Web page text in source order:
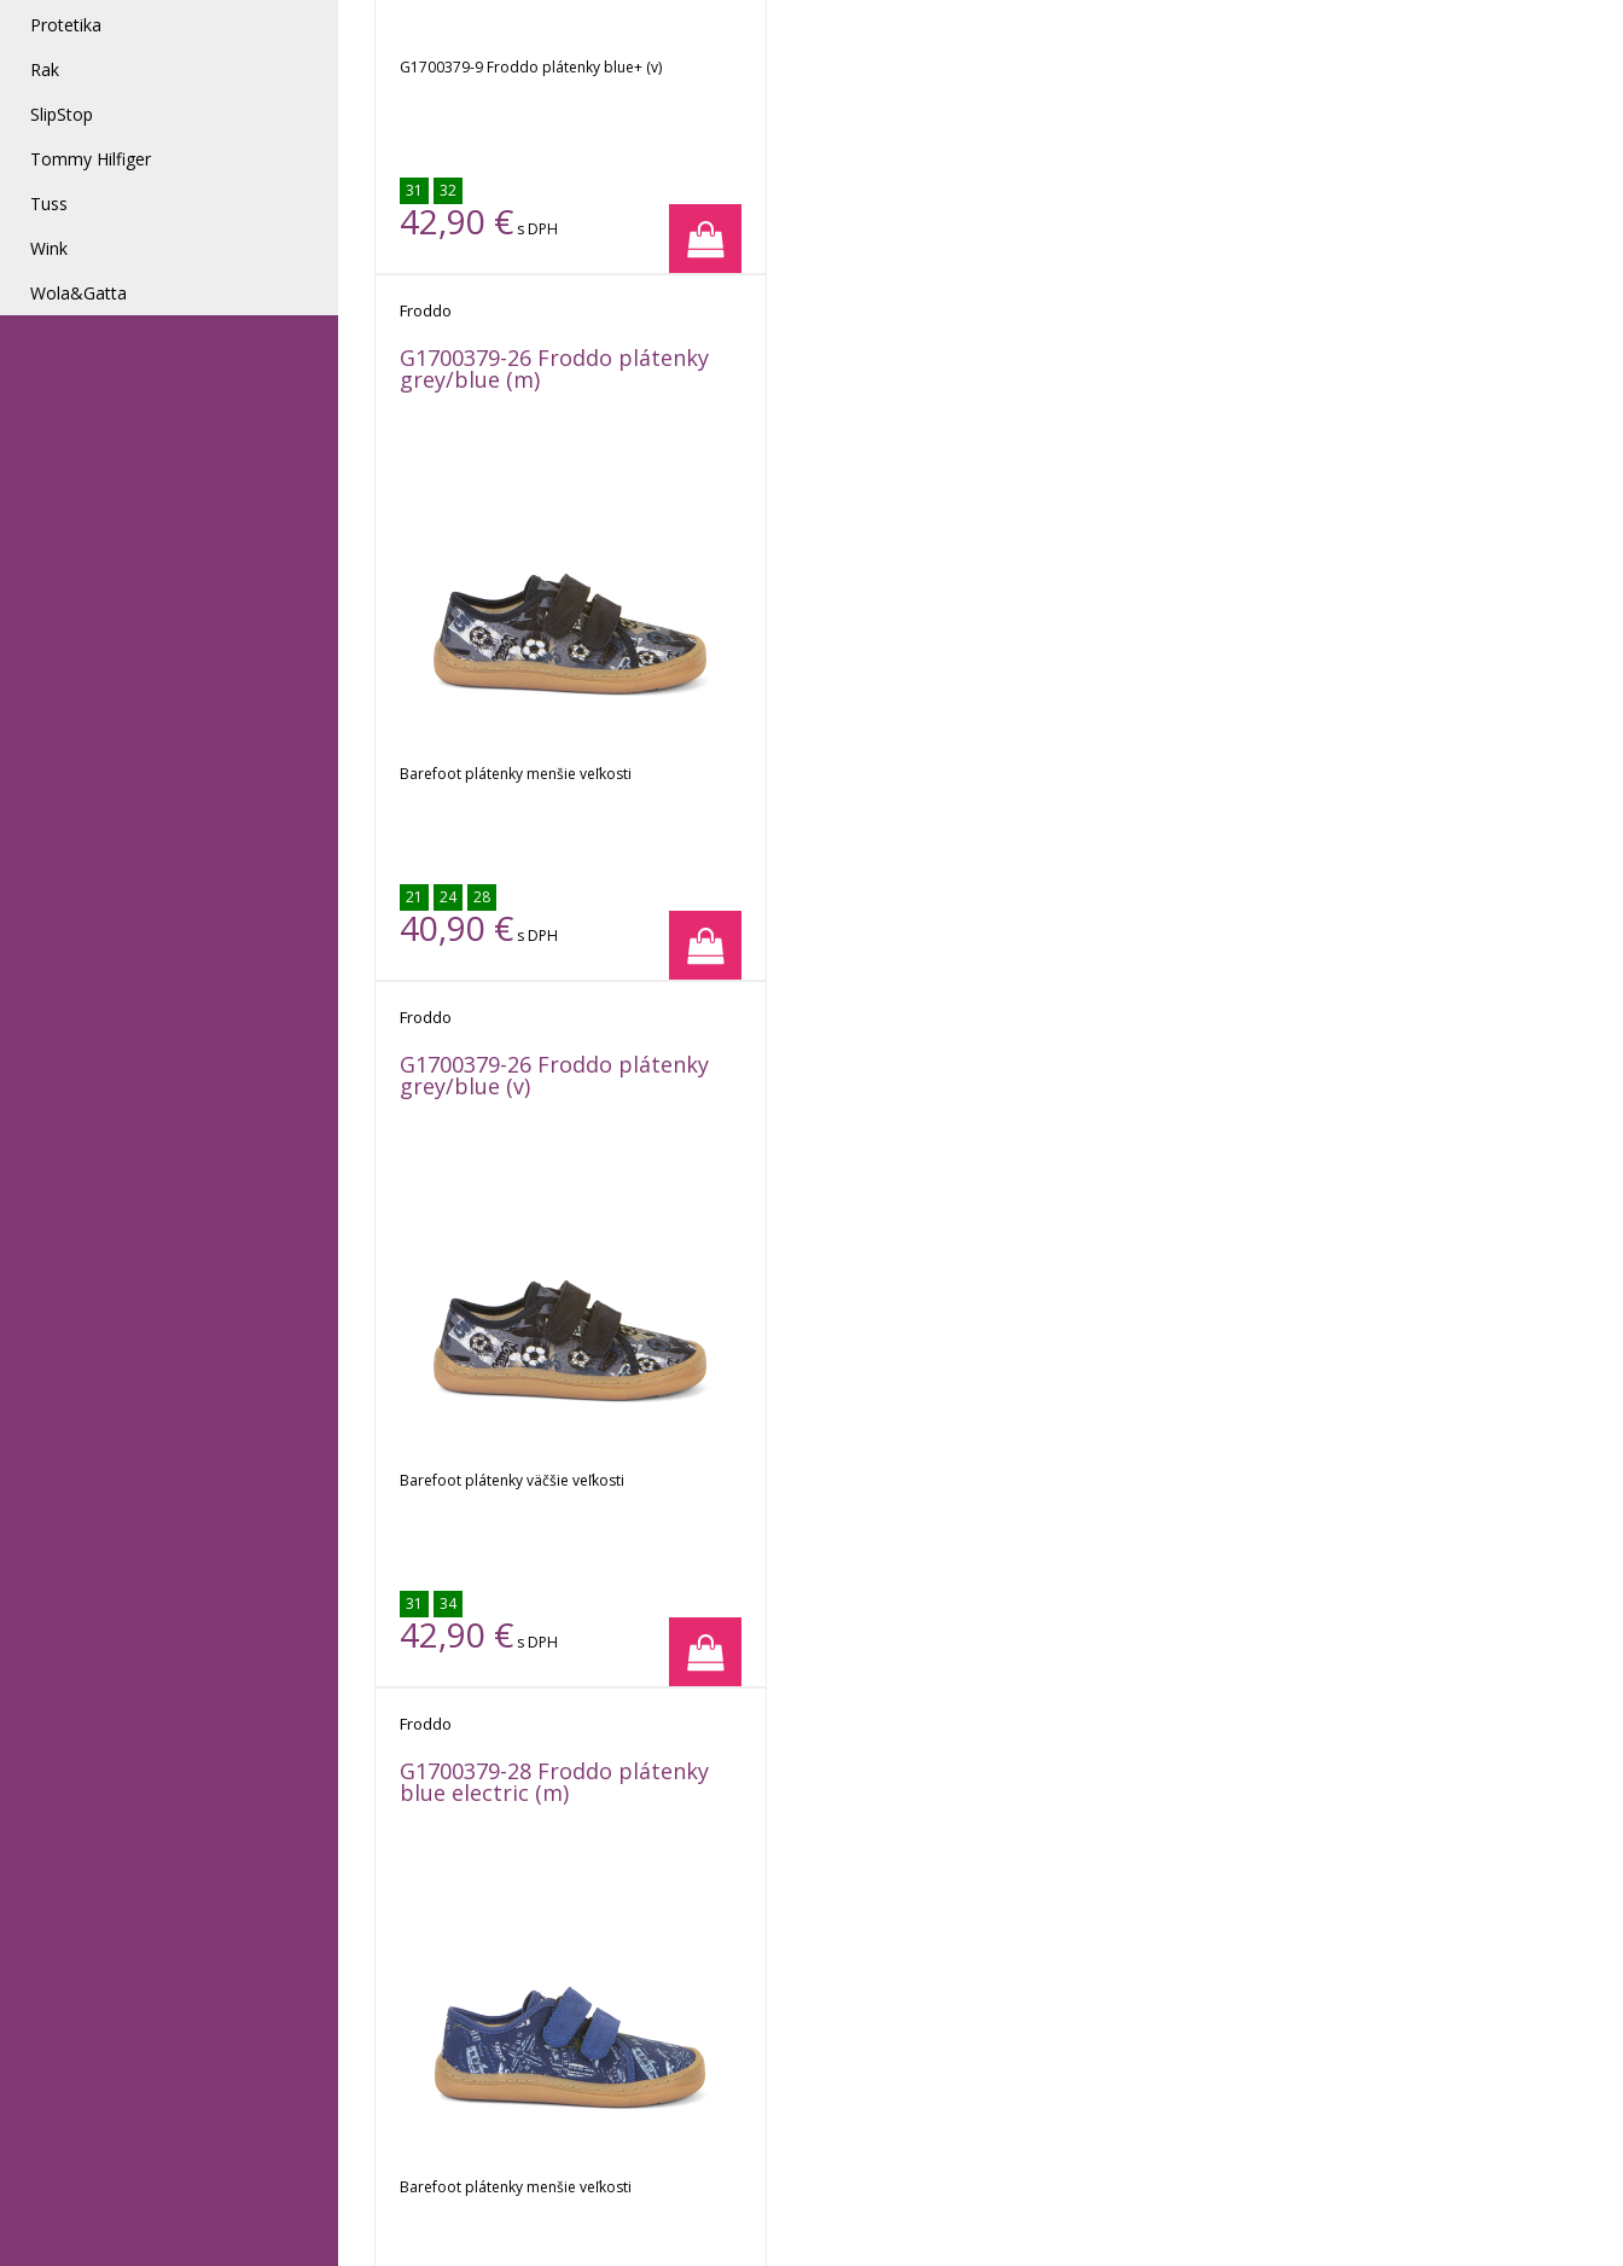
Protetika
Rak
SlipStop
Tommy Hilfiger
Tuss
Wink
Wola&Gatta
G1700379-9 Froddo plátenky blue+ (v)
31 32
42,90 € s DPH
Froddo
G1700379-26 Froddo plátenky
grey/blue (m)
Barefoot plátenky menšie veľkosti
21 24 28
40,90 € s DPH
Froddo
G1700379-26 Froddo plátenky
grey/blue (v)
Barefoot plátenky väčšie veľkosti
31 34
42,90 € s DPH
Froddo
G1700379-28 Froddo plátenky
blue electric (m)
Barefoot plátenky menšie veľkosti